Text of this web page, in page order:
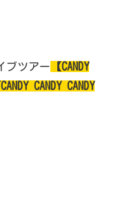
ブツアー 【CANDY
CANDY CANDY